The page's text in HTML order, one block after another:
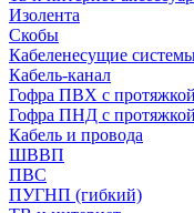
Изолента
Скобы
Кабеленесущие
Кабель-канал
Гофра ПВХ с
Гофра ПНД с протяжкой
Кабель и провода
ШВВП
ПВС
ПУГНП (гибкий)